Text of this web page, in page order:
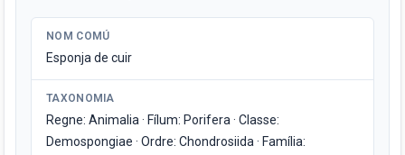
NOM COMÚ
Esponja de cuir
TAXONOMIA
Regne: Animalia · Fílum: Porifera · Classe:
Demospongiae · Ordre: Chondrosiida · Família: